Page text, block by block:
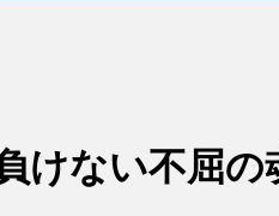
けない不屈の